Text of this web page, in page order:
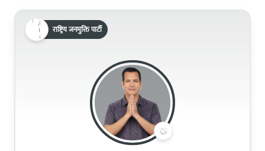
राष्ट्रिय जनमुक्ति पार्टी